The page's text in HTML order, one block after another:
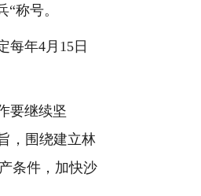
称号。
每年4月 15 日
要继续坚
，围绕建立林
条件，加快沙